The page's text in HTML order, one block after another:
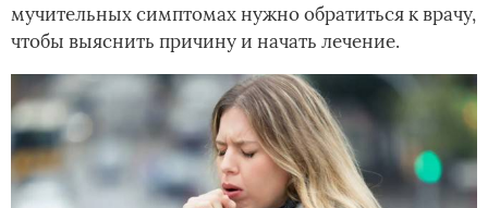
мучительных симптомах нужно обратиться к врачу,
чтобы выяснить причину и начать лечение.